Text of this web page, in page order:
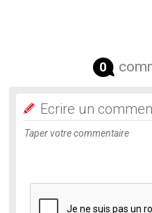
0
Ecrire un